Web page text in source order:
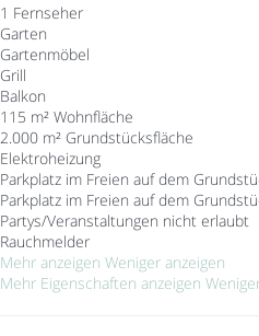
1 Fernseher
Garten
Gartenmöbel
Grill
Balkon
115 m² Wohnfläche
2.000 m² Grundstücksfläche
Elektroheizung
Parkplatz im Freien auf dem
Parkplatz im Freien auf dem
Partys/Veranstaltungen nicht erlaubt
Rauchmelder
Mehr anzeigen Weniger anzeigen
Mehr Eigenschaften anzeigen